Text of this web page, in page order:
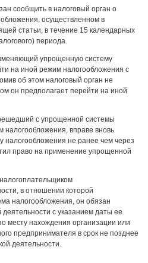
сообщить в налоговый орган о
осуществленном в
статьи, в течение 15 календарных
периода.
упрощенную систему
на иной режим налогообложения с
об этом налоговый орган не
он предполагает перейти на иной
с упрощенной системы
вправе вновь
налогообложения не ранее чем через
право на применение упрощенной
в отношении которой
налогообложения, он обязан
с указанием даты ее
месту нахождения организации или
предпринимателя в срок не позднее
деятельности.